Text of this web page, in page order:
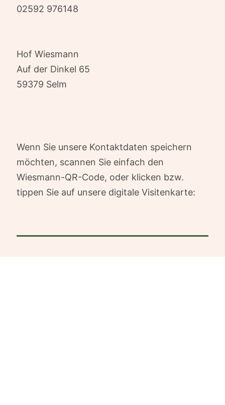
02592 976148
Hof Wiesmann
Auf der Dinkel 65
59379 Selm
Wenn Sie unsere Kontaktdaten speichern
möchten, scannen Sie einfach den
Wiesmann-QR-Code, oder klicken bzw.
tippen Sie auf unsere digitale Visitenkarte: